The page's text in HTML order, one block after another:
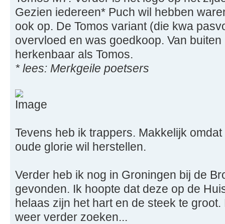
Gezien iedereen* Puch wil hebben
ook op. De Tomos variant (die kwa
overvloed en was goedkoop. Van
herkenbaar als Tomos.
* lees: Merkgeile poetsers
Tevens heb ik trappers. Makkelijk
oude glorie wil herstellen.
Verder heb ik nog in Groningen bij de
gevonden. Ik hoopte dat deze op de
helaas zijn het hart en de steek te
weer verder zoeken...